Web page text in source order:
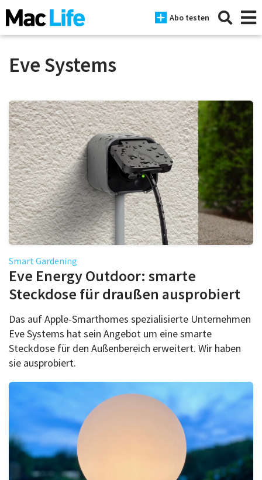
Abo testen
iPhone
Mac
iPad
Tests
Tipps
Magazine
Über uns
Podcast
Mac Life+
Eve Systems
Smart Gardening
Eve Energy Outdoor: smarte
Steckdose für draußen ausprobiert
Das auf Apple-Smarthomes spezialisierte Unternehmen
Eve Systems hat sein Angebot um eine smarte
Steckdose für den Außenbereich erweitert. Wir haben
sie ausprobiert.